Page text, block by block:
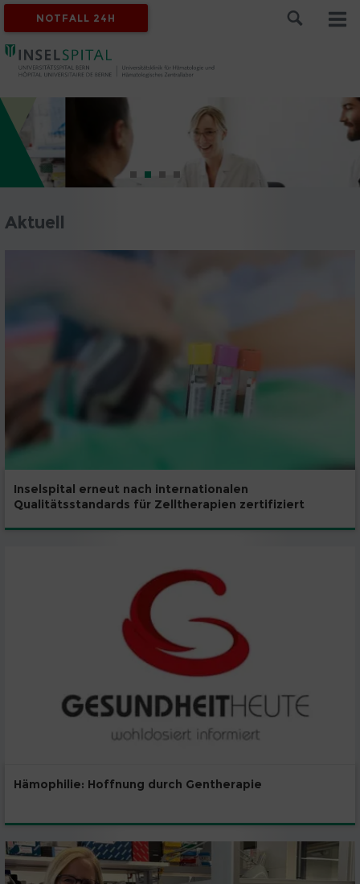
NOTFALL 24H
Aktuell
Inselspital erneut nach internationalen
Qualitätsstandards für Zelltherapien zertifiziert
Hämophilie: Hoffnung durch Gentherapie